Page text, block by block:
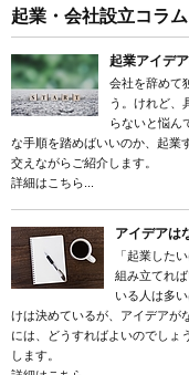
起業・会社設立コラム
起業アイデ
会社を辞めて
う。けれど、
らないと悩ん
な手順を踏めばいいのか、起業
交えながらご紹介します。
詳細はこちら...
アイデアは
「起業した
組み立てれ
いる人は多
けは決めているが、アイデアが
には、どうすればよいのでしょ
します。